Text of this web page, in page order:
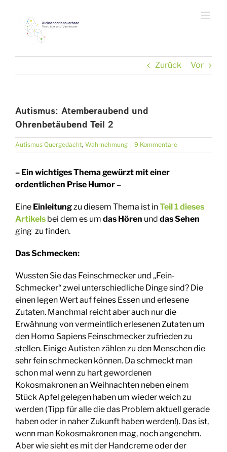
springen
Zurück Vor
Autismus: Atemberaubend und
Ohrenbetäubend Teil 2
Autismus Quergedacht, Wahrnehmung | 9 Kommentare
– Ein wichtiges Thema gewürzt mit einer
ordentlichen Prise Humor –
Eine Einleitungzu diesem Thema ist inTeil 1 dieses
Artikels bei dem es um das Hören und das Sehen
ging zu finden.
Das Schmecken:
Wussten Sie das Feinschmecker und „Fein-
Schmecker“ zwei unterschiedliche Dinge sind? Die
einen legen Wert auf feines Essen und erlesene
Zutaten. Manchmal reicht aber auch nur die
Erwähnung von vermeintlich erlesenen Zutaten um
den Homo Sapiens Feinschmecker zufrieden zu
stellen. Einige Autisten zählen zu den Menschen die
sehr fein schmecken können. Da schmeckt man
schon mal wenn zu hart gewordenen
Kokosmakronen an Weihnachten neben einem
Stück Apfel gelegen haben um wieder weich zu
werden (Tipp für alle die das Problem aktuell gerade
haben oder in naher Zukunft haben werden!). Das ist,
wenn man Kokosmakronen mag, noch angenehm.
Aber wie sieht es mit der Handcreme oder der